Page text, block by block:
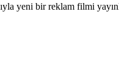
yeni bir reklam filmi